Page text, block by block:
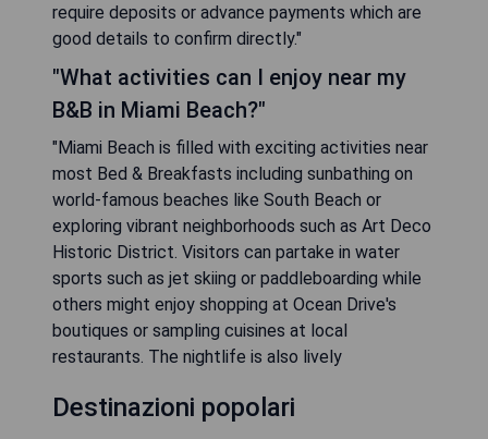
require deposits or advance payments which are
good details to confirm directly."
"What activities can I enjoy near my
B&B in Miami Beach?"
"Miami Beach is filled with exciting activities near
most Bed & Breakfasts including sunbathing on
world-famous beaches like South Beach or
exploring vibrant neighborhoods such as Art Deco
Historic District. Visitors can partake in water
sports such as jet skiing or paddleboarding while
others might enjoy shopping at Ocean Drive's
boutiques or sampling cuisines at local
restaurants. The nightlife is also lively
Destinazioni popolari